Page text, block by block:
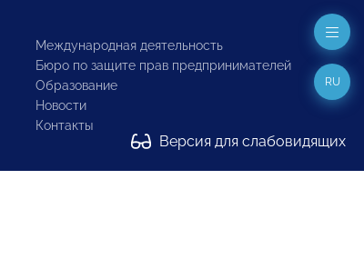
Международная деятельность
Бюро по защите прав предпринимателей
Образование
Новости
Контакты
Версия для слабовидящих
RU